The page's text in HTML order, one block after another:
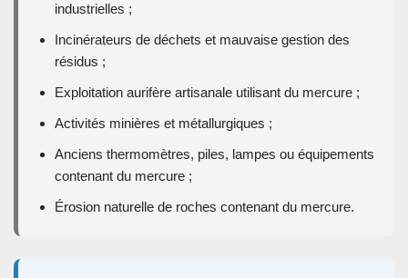
industrielles ;
Incinérateurs de déchets et mauvaise gestion des
résidus ;
Exploitation aurifère artisanale utilisant du mercure ;
Activités minières et métallurgiques ;
Anciens thermomètres, piles, lampes ou équipements
contenant du mercure ;
Érosion naturelle de roches contenant du mercure.